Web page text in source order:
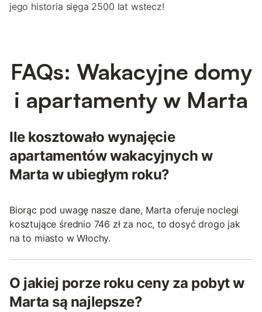
jego historia sięga 2500 lat wstecz!
FAQs: Wakacyjne domy
i apartamenty w Marta
Ile kosztowało wynajęcie
apartamentów wakacyjnych w
Marta w ubiegłym roku?
Biorąc pod uwagę nasze dane, Marta oferuje noclegi
kosztujące średnio 746 zł za noc, to dosyć drogo jak
na to miasto w Włochy.
O jakiej porze roku ceny za pobyt w
Marta są najlepsze?